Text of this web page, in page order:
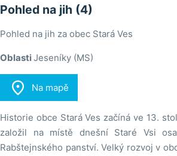
Pohled na jih (4)
Pohled na jih za obec Stará Ves
OblastiJeseníky (MS)
 Na mapě
Historie obce Stará Ves začíná ve 13.
založil na místě dnešní Staré Vsi
Rabštejnského panství. Velký rozvoj v